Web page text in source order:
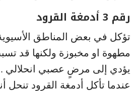
رقم 3 أدمغة القرود
تؤكل في بعض المناطق
مطهوة او مخبوزة ولكنها قد
يؤدي إلى مرضٍ عصبي انحلالي
عندما تأكل أدمغة القرود تنحل